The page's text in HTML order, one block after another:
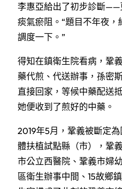
李惠亞給出了初步診斷——
痰氣瘀阻。“題目不年夜
調度一下。”
得知在鎮衛生院看病，鞏
藥代煎、代送辦事，孫密
直接回家，等候中藥配送
她便收到了煎好的中藥。
2019年5月，鞏義被斷定
體扶植試點縣（市），鞏
市公立西醫院、鞏義市婦
區衛生辦事中間、15故鄉